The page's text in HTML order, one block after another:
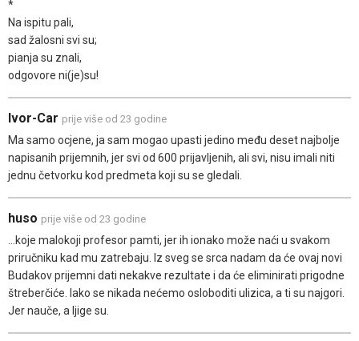
*
Na ispitu pali,
sad žalosni svi su;
pianja su znali,
odgovore ni(je)su!
Ivor-Car prije više od 23 godine
Ma samo ocjene, ja sam mogao upasti jedino među deset najbolje
napisanih prijemnih, jer svi od 600 prijavljenih, ali svi, nisu imali niti
jednu četvorku kod predmeta koji su se gledali.
huso prije više od 23 godine
...koje malokoji profesor pamti, jer ih ionako može naći u svakom
priručniku kad mu zatrebaju. Iz sveg se srca nadam da će ovaj novi
Budakov prijemni dati nekakve rezultate i da će eliminirati prigodne
štreberčiće. Iako se nikada nećemo osloboditi ulizica, a ti su najgori.
Jer nauče, a ljige su.